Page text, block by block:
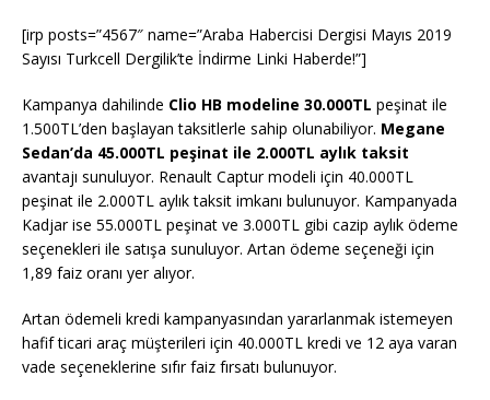
[irp posts=”4567″ name=”Araba Habercisi Dergisi Mayıs 2019
Sayısı Turkcell Dergilik’te İndirme Linki Haberde!”]
Kampanya dahilinde Clio HB modeline 30.000TL peşinat ile
1.500TL’den başlayan taksitlerle sahip olunabiliyor. Megane
Sedan’da 45.000TL peşinat ile 2.000TL aylık taksit
avantajı sunuluyor. Renault Captur modeli için 40.000TL
peşinat ile 2.000TL aylık taksit imkanı bulunuyor. Kampanyada
Kadjar ise 55.000TL peşinat ve 3.000TL gibi cazip aylık ödeme
seçenekleri ile satışa sunuluyor. Artan ödeme seçeneği için
1,89 faiz oranı yer alıyor.
Artan ödemeli kredi kampanyasından yararlanmak istemeyen
hafif ticari araç müşterileri için 40.000TL kredi ve 12 aya varan
vade seçeneklerine sıfır faiz fırsatı bulunuyor.